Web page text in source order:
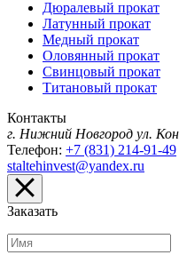
Дюралевый прокат
Латунный прокат
Медный прокат
Оловянный прокат
Свинцовый прокат
Титановый прокат
Контакты
г. Нижний Новгород ул.
Телефон: +7 (831) 214-91-49
staltehinvest@yandex.ru
Заказать